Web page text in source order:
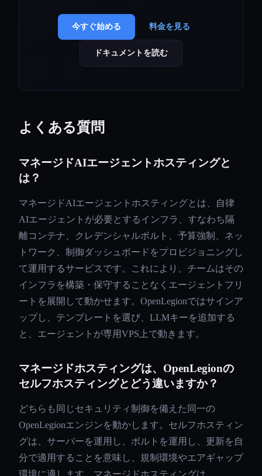
今すぐ始める 料金を見る
ドキュメントを読む
よくある質問
マネージドAIエージェントホスティングと
は？
マネージドAIエージェントホスティングとは、自律
AIエージェントが必要とするインフラ、すなわち隔
離コンテナ、クレデンシャルボルト、予算強制、ネッ
トワーク、制御ダッシュボードをプロビジョニングし
て運用するサービスです。これにより、チームはその
インフラを構築・保守することなくエージェントフリ
ートを展開して動かせます。OpenLegionではサインア
ップし、テンプレートを選び、LLMキーを追加する
と、エージェントが専用VPS上で動きます。
マネージドホスティングは、OpenLegionの
セルフホスティングとどう違いますか？
どちらも同じセキュリティ制御を備えた同一の
OpenLegionエンジンを動かします。セルフホスティン
グは、サーバーを運用し、ボルトを運用し、更新を自
分で適用することを意味し、規制環境やエアギャップ
環境に適します。マネージドホスティングは、